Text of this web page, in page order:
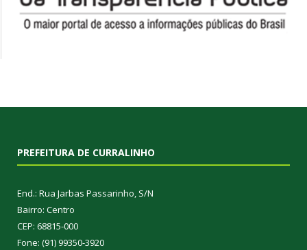
PREFEITURA DE CURRALINHO
End.: Rua Jarbas Passarinho, S/N
Bairro: Centro
CEP: 68815-000
Fone: (91) 99350-3920